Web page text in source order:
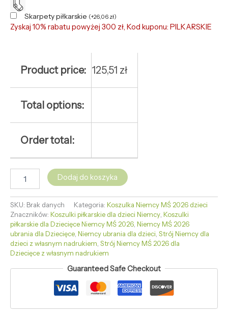
Skarpety piłkarskie (+26,06 zł)
Zyskaj 10% rabatu powyżej 300 zł, Kod kuponu: PILKARSKIE
Product price: 125,51 zł
Total options:
Order total:
Dodaj do koszyka
SKU: Brak danych Kategoria: Koszulka Niemcy MŚ 2026 dzieci
Znaczników: Koszulki piłkarskie dla dzieci Niemcy, Koszulki
piłkarskie dla Dziecięce Niemcy MŚ 2026, Niemcy MŚ 2026
ubrania dla Dziecięce, Niemcy ubrania dla dzieci, Strój Niemcy dla
dzieci z własnym nadrukiem, Strój Niemcy MŚ 2026 dla
Dziecięce z własnym nadrukiem
Guaranteed Safe Checkout